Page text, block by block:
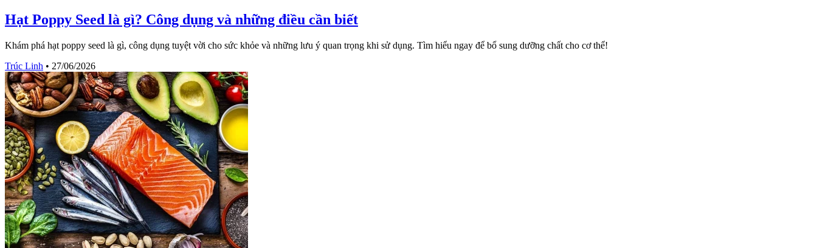
Hạt Poppy Seed là gì? Công dụng và những điều cần biết
Khám phá hạt poppy seed là gì, công dụng tuyệt vời cho sức khỏe và những lưu ý quan trọng khi sử dụng. Tìm hiểu ngay để bổ sung dưỡng chất cho cơ thể!
Trúc Linh • 27/06/2026